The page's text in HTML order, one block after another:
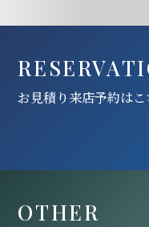
お見積り来店予約はこ
OTHER